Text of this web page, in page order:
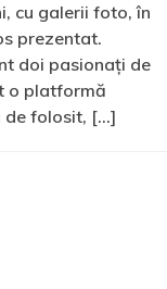
cu galerii foto, în
prezentat.
doi pasionați de
o platformă
de folosit, […]